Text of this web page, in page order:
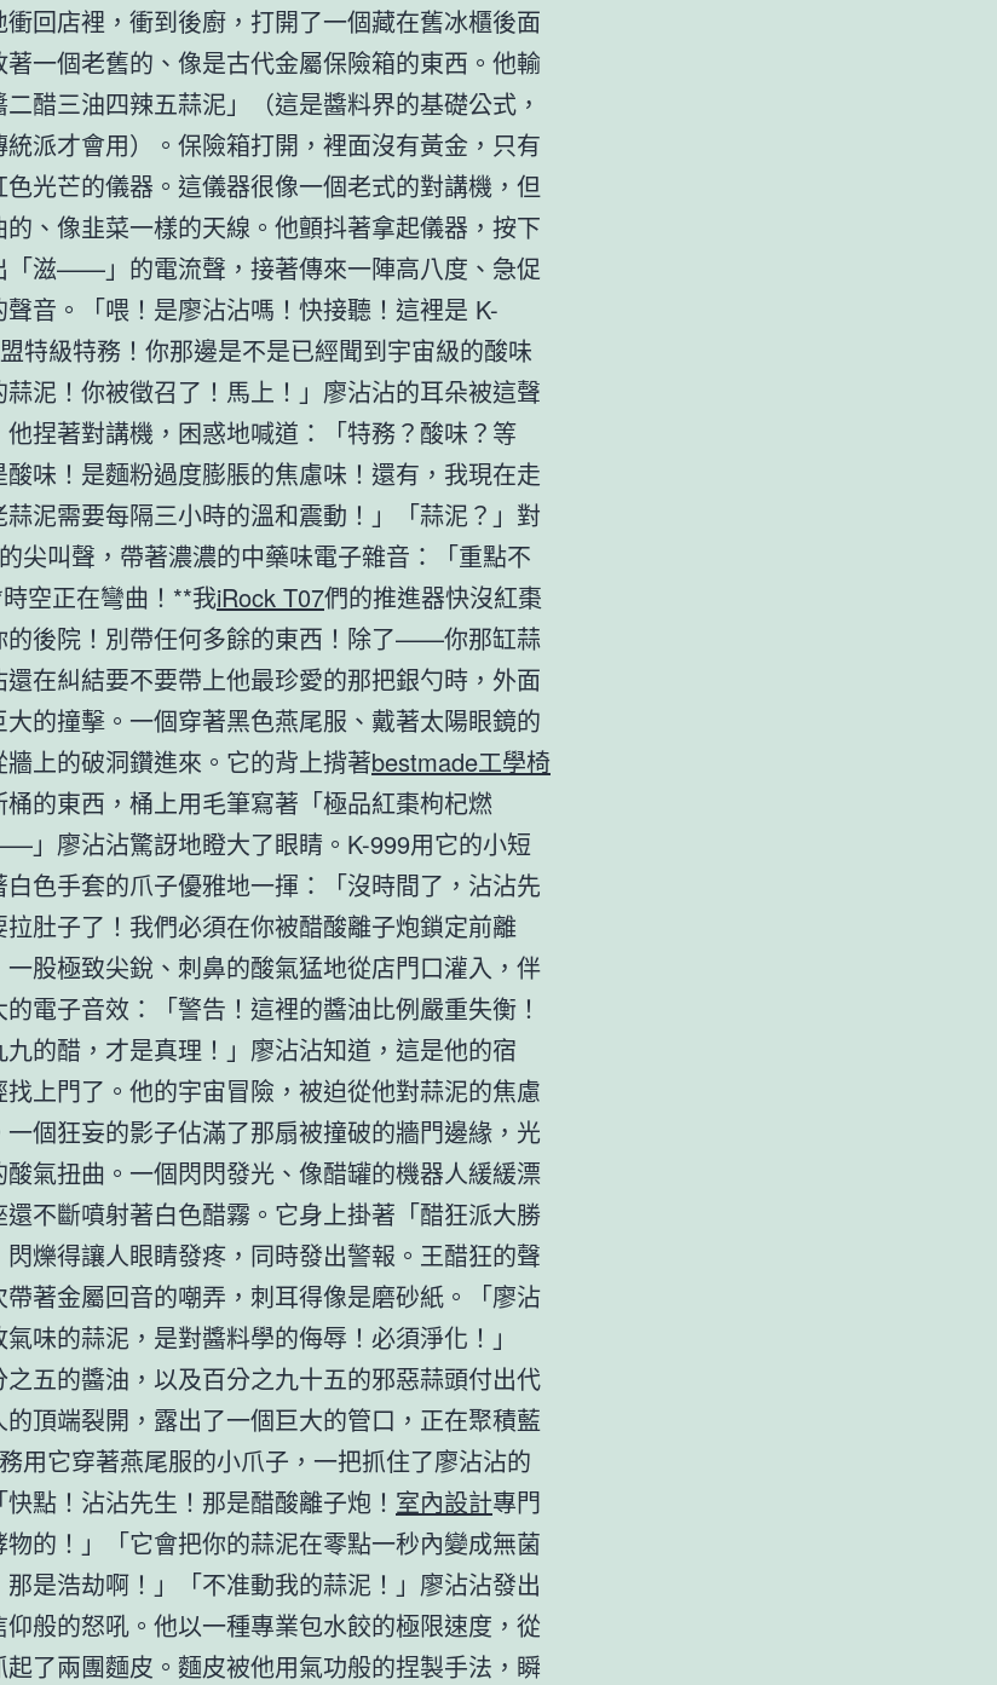
回店裡，衝到後廚，打開了一個藏在舊冰櫃後面
一個老舊的、像是古代金屬保險箱的東西。他輸
醋三油四辣五蒜泥」（這是醬料界的基礎公式，
派才會用）。保險箱打開，裡面沒有黃金，只有
光芒的儀器。這儀器很像一個老式的對講機，但
、像韭菜一樣的天線。他顫抖著拿起儀器，按下
「滋——」的電流聲，接著傳來一陣高八度、急促
音。「喂！是廖沾沾嗎！快接聽！這裡是 K-
特級特務！你那邊是不是已經聞到宇宙級的酸味
泥！你被徵召了！馬上！」廖沾沾的耳朵被這聲
捏著對講機，困惑地喊道：「特務？酸味？等
味！是麵粉過度膨脹的焦慮味！還有，我現在走
泥需要每隔三小時的溫和震動！」「蒜泥？」對
尖叫聲，帶著濃濃的中藥味電子雜音：「重點不
空正在彎曲！**我iRock T07們的推進器快沒紅棗
的後院！別帶任何多餘的東西！除了——你那缸蒜
在糾結要不要帶上他最珍愛的那把銀勺時，外面
的撞擊。一個穿著黑色燕尾服、戴著太陽眼鏡的
上的破洞鑽進來。它的背上揹著bestmade工學椅
的東西，桶上用毛筆寫著「極品紅棗枸杞燃
」廖沾沾驚訝地瞪大了眼睛。K-999用它的小短
色手套的爪子優雅地一揮：「沒時間了，沾沾先
肚子了！我們必須在你被醋酸離子炮鎖定前離
股極致尖銳、刺鼻的酸氣猛地從店門口灌入，伴
電子音效：「警告！這裡的醬油比例嚴重失衡！
的醋，才是真理！」廖沾沾知道，這是他的宿
上門了。他的宇宙冒險，被迫從他對蒜泥的焦慮
個狂妄的影子佔滿了那扇被撞破的牆門邊緣，光
氣扭曲。一個閃閃發光、像醋罐的機器人緩緩漂
不斷噴射著白色醋霧。它身上掛著「醋狂派大勝
爍得讓人眼睛發疼，同時發出警報。王醋狂的聲
著金屬回音的嘲弄，刺耳得像是磨砂紙。「廖沾
味的蒜泥，是對醬料學的侮辱！必須淨化！」
之五的醬油，以及百分之九十五的邪惡蒜頭付出代
頂端裂開，露出了一個巨大的管口，正在聚積藍
用它穿著燕尾服的小爪子，一把抓住了廖沾沾的
點！沾沾先生！那是醋酸離子炮！ 室內設計專門
的！」「它會把你的蒜泥在零點一秒內變成無菌
是浩劫啊！」「不准動我的蒜泥！」廖沾沾發出
般的怒吼。他以一種專業包水餃的極限速度，從
了兩團麵皮。麵皮被他用氣功般的捏製手法，瞬